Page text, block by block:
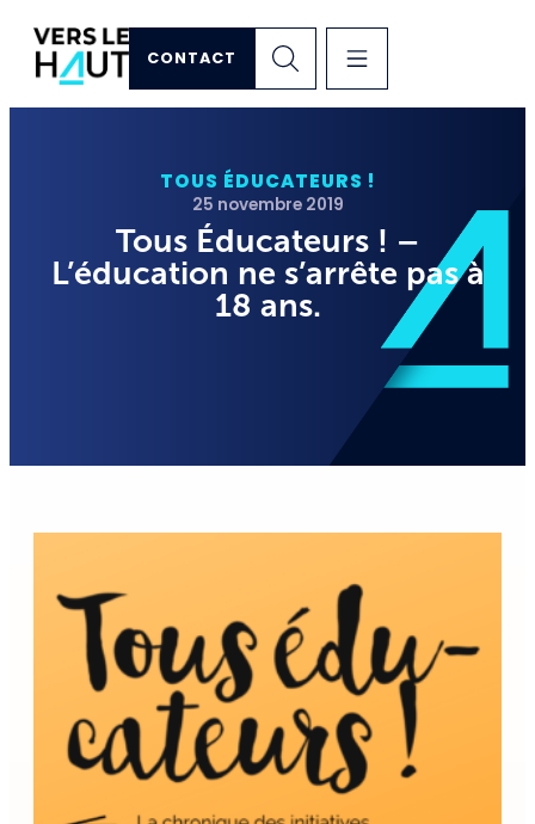
CONTACT
TOUS ÉDUCATEURS !
25 novembre 2019
Tous Éducateurs ! –
L’éducation ne s’arrête pas à
18 ans.